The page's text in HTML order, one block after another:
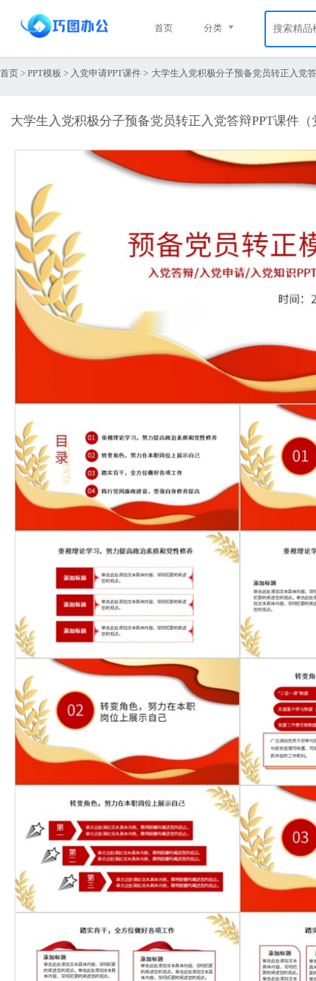
首页 分类
首页 > PPT模板 > 入党申请PPT课件 > 大学生入党积极分子预备党员转正入党